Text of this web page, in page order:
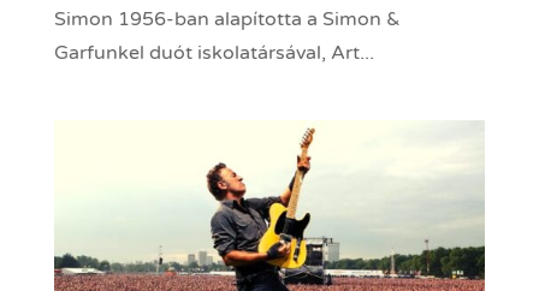
Simon 1956-ban alapította a Simon &
Garfunkel duót iskolatársával, Art...